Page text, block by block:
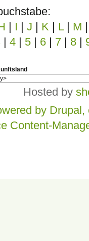
| I | J | K | L | M |
| 4 | 5 | 6 | 7 | 8 |
Hosted by